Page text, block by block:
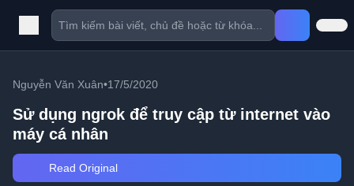
Nguyễn Văn Xuân•17/5/2020
Sử dụng ngrok để truy cập từ internet vào
máy cá nhân
Read Original